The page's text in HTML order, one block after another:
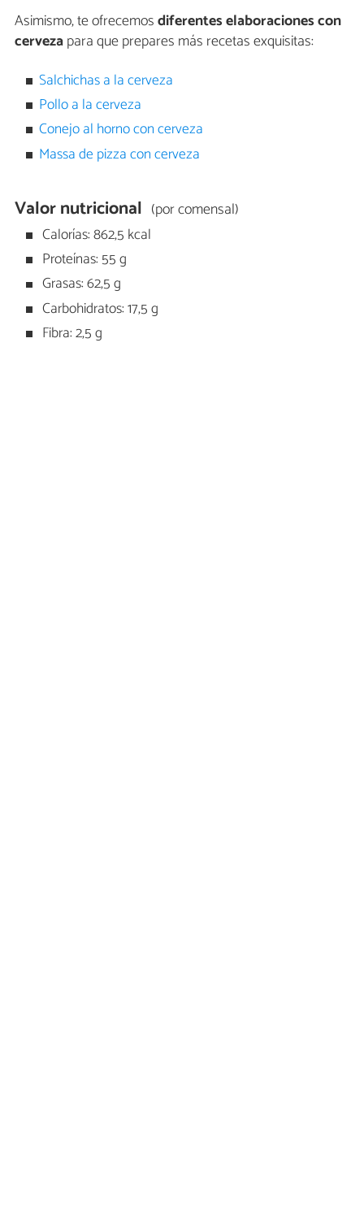
Asimismo, te ofrecemosdiferentes elaboraciones con
cervezapara que prepares más recetas exquisitas:
Salchichas a la cerveza
Pollo a la cerveza
Conejo al horno con cerveza
Massa de pizza con cerveza
Valor nutricional (por comensal)
Calorías: 862,5 kcal
Proteínas: 55 g
Grasas: 62,5 g
Carbohidratos: 17,5 g
Fibra: 2,5 g